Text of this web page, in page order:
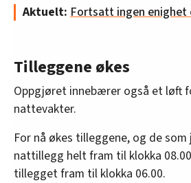
Aktuelt: Fortsatt ingen enighet
Tilleggene økes
Oppgjøret innebærer også et løft
nattevakter.
For nå økes tilleggene, og de
nattillegg helt fram til klokka
tillegget fram til klokka 06.00.